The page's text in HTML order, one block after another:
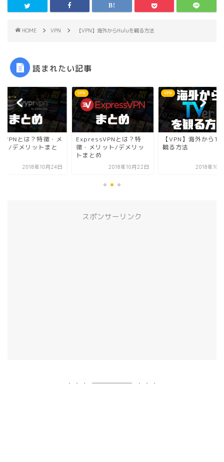
HOME VPN 【VPN】海外からHuluを観る方法
読まれたい記事
とは？特
メリット/デメリッ
2018年10月22日
VPN
【VPN】海外からTVerを
観る方法
2018年10月28日
VPN
VyprVPNとは？特
リット/デメリット
2018年10
スポンサーリンク